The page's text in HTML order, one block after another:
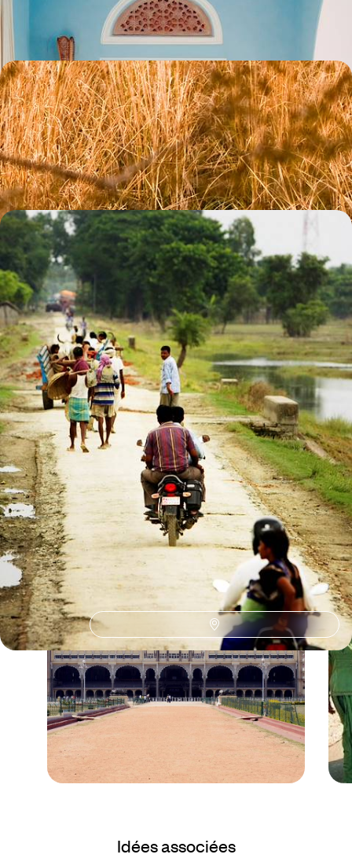
12 jours, de 6100 à 7500 €
De l'Himalaya aux forêts du Rajasthan - Sur les
traces de la panthère des neiges et du tigre indien
De novembre à mars, s'envoler pour les hauts plateaux ladakhis en
quête de l'élusive panthère des neiges
14 jours, de 6500 à 8300 €
L’Inde les cheveux au vent - Roadtrip à moto au
Rajasthan
Parcourir le Rajasthan en Royal Enfield : un engin mythique pour une
terre de légende
13 jours, de 8200 à 10400 €
1
Le GuideJaipur
Conseils pratiques, témoignages et inspirations pour bien préparer son
voyage
Les plus beaux palais
Idées associées